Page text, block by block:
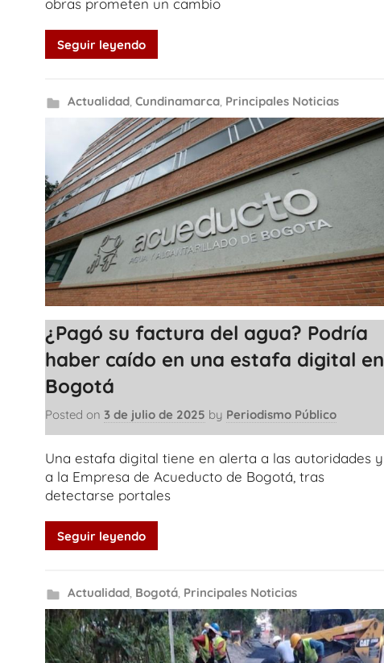
obras prometen un cambio
Seguir leyendo
Actualidad, Cundinamarca, Principales Noticias
¿Pagó su factura del agua? Podría
haber caído en una estafa digital en
Bogotá
Posted on 3 de julio de 2025 by Periodismo Público
Una estafa digital tiene en alerta a las autoridades y
a la Empresa de Acueducto de Bogotá, tras
detectarse portales
Seguir leyendo
Actualidad, Bogotá, Principales Noticias